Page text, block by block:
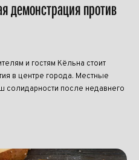
демонстрация против
и гостям Кёльна стоит
в центре города. Местные
солидарности после недавнего